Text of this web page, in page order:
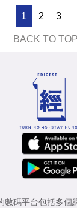
1 2 3
BACK TO TOP
數碼平台包括多個